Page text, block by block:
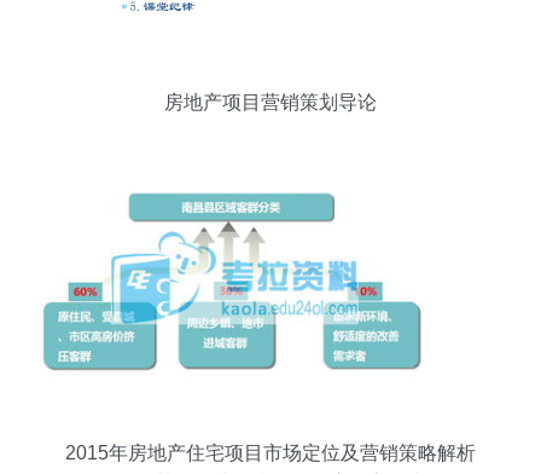
房地产项目营销策划导论
2015年房地产住宅项目市场定位及营销策略解析